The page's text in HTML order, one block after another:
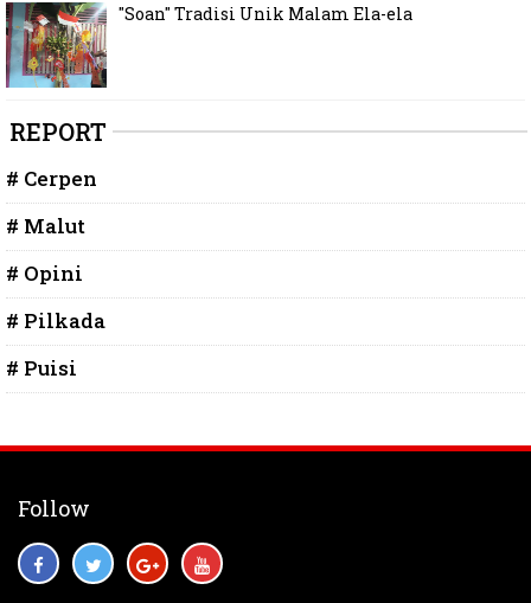
"Soan" Tradisi Unik Malam Ela-ela
REPORT
# Cerpen
# Malut
# Opini
# Pilkada
# Puisi
Follow